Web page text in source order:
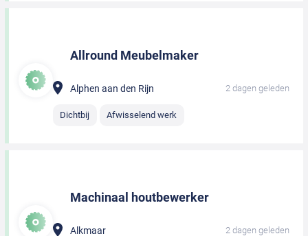
Allround Meubelmaker
Alphen aan den Rijn 2 dagen geleden
Dichtbij Afwisselend werk
Machinaal houtbewerker
Alkmaar 2 dagen geleden